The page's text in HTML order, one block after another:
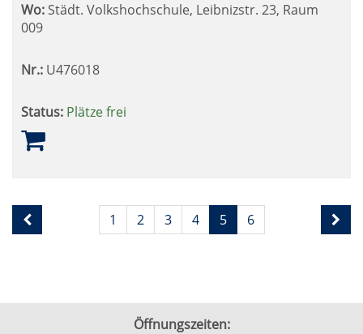
Wo: Städt. Volkshochschule, Leibnizstr. 23, Raum
009
Nr.: U476018
Status: Plätze frei
Seite
5
Seiten
blättern
1 2 3 4 5 6
Öffnungszeiten: